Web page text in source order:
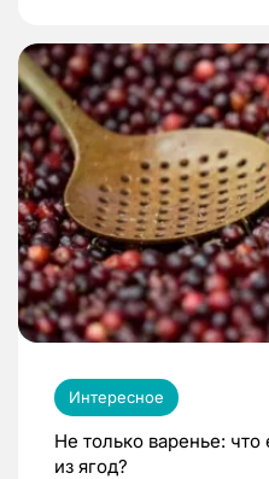
Интересное
Не только варенье:
из ягод?